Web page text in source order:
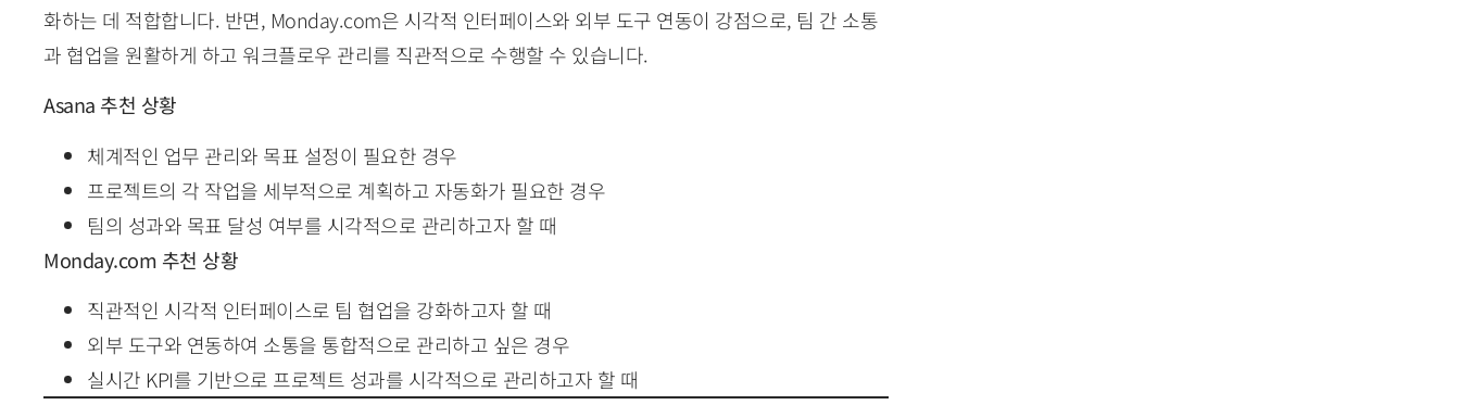
화하는 데 적합합니다. 반면, Monday.com은 시각적 인터페이스와 외부 도구 연동이 강점으로, 팀 간 소통
과 협업을 원활하게 하고 워크플로우 관리를 직관적으로 수행할 수 있습니다.
Asana 추천 상황
체계적인 업무 관리와 목표 설정이 필요한 경우
프로젝트의 각 작업을 세부적으로 계획하고 자동화가 필요한 경우
팀의 성과와 목표 달성 여부를 시각적으로 관리하고자 할 때
Monday.com 추천 상황
직관적인 시각적 인터페이스로 팀 협업을 강화하고자 할 때
외부 도구와 연동하여 소통을 통합적으로 관리하고 싶은 경우
실시간 KPI를 기반으로 프로젝트 성과를 시각적으로 관리하고자 할 때